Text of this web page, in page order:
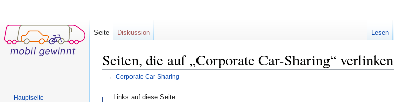
Seiten, die auf „Corporate Car-Sharing“ verlinken
← Corporate Car-Sharing
Links auf diese Seite
Seite Diskussion Lesen
Hauptseite